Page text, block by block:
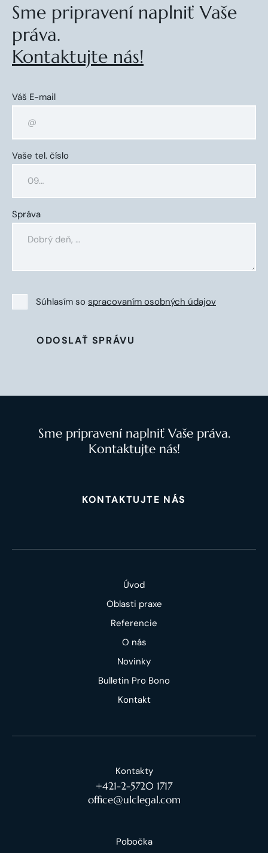
Sme pripravení naplniť Vaše
práva.
Kontaktujte nás!
Váš E-mail
Vaše tel. číslo
Správa
Súhlasím so spracovaním osobných údajov
ODOSLAŤ SPRÁVU
Sme pripravení naplniť Vaše práva.
Kontaktujte nás!
KONTAKTUJTE NÁS
Úvod
Oblasti praxe
Referencie
O nás
Novinky
Bulletin Pro Bono
Kontakt
Kontakty
+421-2-5720 1717
office@ulclegal.com
Pobočka